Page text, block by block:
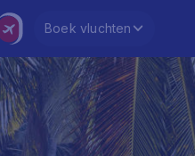
Boek vluchten